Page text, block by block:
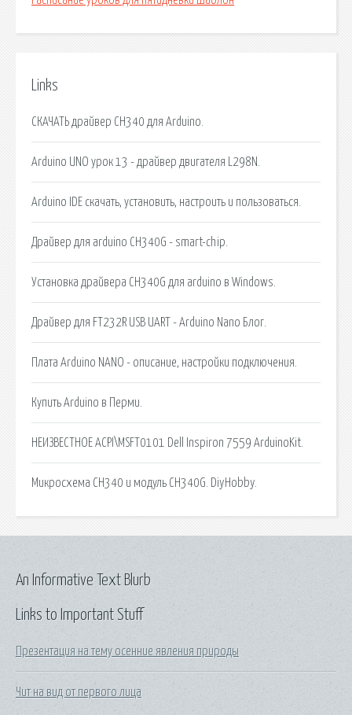
Links
СКАЧАТЬ драйвер CH340 для Arduino.
Arduino UNO урок 13 - драйвер двигателя L298N.
Arduino IDE скачать, установить, настроить и пользоваться.
Драйвер для arduino CH340G - smart-chip.
Установка драйвера CH340G для arduino в Windows.
Драйвер для FT232R USB UART - Arduino Nano Блог.
Плата Arduino NANO - описание, настройки подключения.
Купить Arduino в Перми.
НЕИЗВЕСТНОЕ ACPI\MSFT0101 Dell Inspiron 7559 ArduinoKit.
Микросхема CH340 и модуль CH340G. DiyHobby.
Links to Important Stuff
Презентация на тему осенние явления природы
Чит на вид от первого лица
An Informative Text Blurb